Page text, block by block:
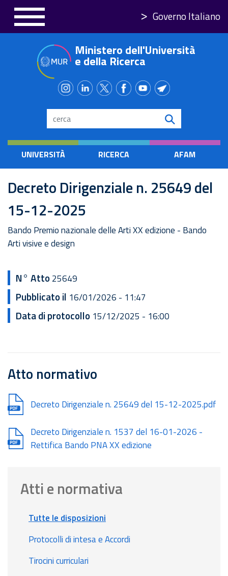
principale
Governo Italiano
Ministero dell'Università
e della Ricerca
Search
UNIVERSITÀ RICERCA AFAM
Decreto Dirigenziale n. 25649 del
15-12-2025
Bando Premio nazionale delle Arti XX edizione - Bando
Arti visive e design
N° Atto 25649
Pubblicato il 16/01/2026 - 11:47
Data di protocollo 15/12/2025 - 16:00
Atto normativo
Document
Decreto Dirigenziale n. 25649 del 15-12-2025.pdf
Document
Decreto Dirigenziale n. 1537 del 16-01-2026 -
Rettifica Bando PNA XX edizione
Atti e normativa
Tutte le disposizioni
Protocolli di intesa e Accordi
Tirocini curriculari